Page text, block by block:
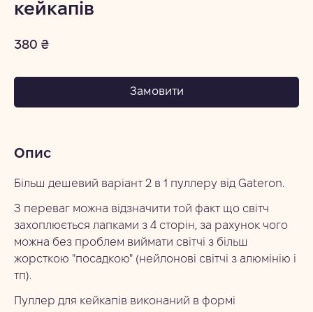
кейкапів
380 ₴
Замовити
Опис
Більш дешевий варіант 2 в 1 пуллеру від Gateron.
З переваг можна відзначити той факт що світч
захоплюється лапками з 4 сторін, за рахунок чого
можна без проблем виймати світчі з більш
жорсткою "посадкою" (нейлонові світчі з алюмінію і
тп).
‍Пуллер для кейкапів виконаний в формі